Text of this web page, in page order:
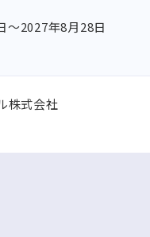
～2027年8月28日
株式会社